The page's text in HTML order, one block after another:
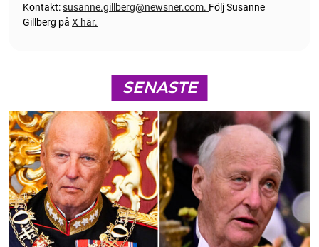
Kontakt:susanne.gillberg@newsner.com. Följ Susanne
Gillberg på X här.
SENASTE